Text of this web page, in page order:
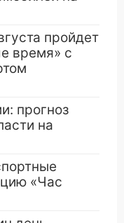
пройдет
время» с
прогноз
на
«Час